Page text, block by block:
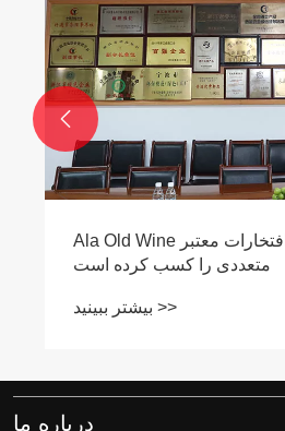
Ala Old Wine گواهینامه ها و افتخارات معتبر
متعددی را کسب کرده است
بیشتر ببینید >>

درباره ما